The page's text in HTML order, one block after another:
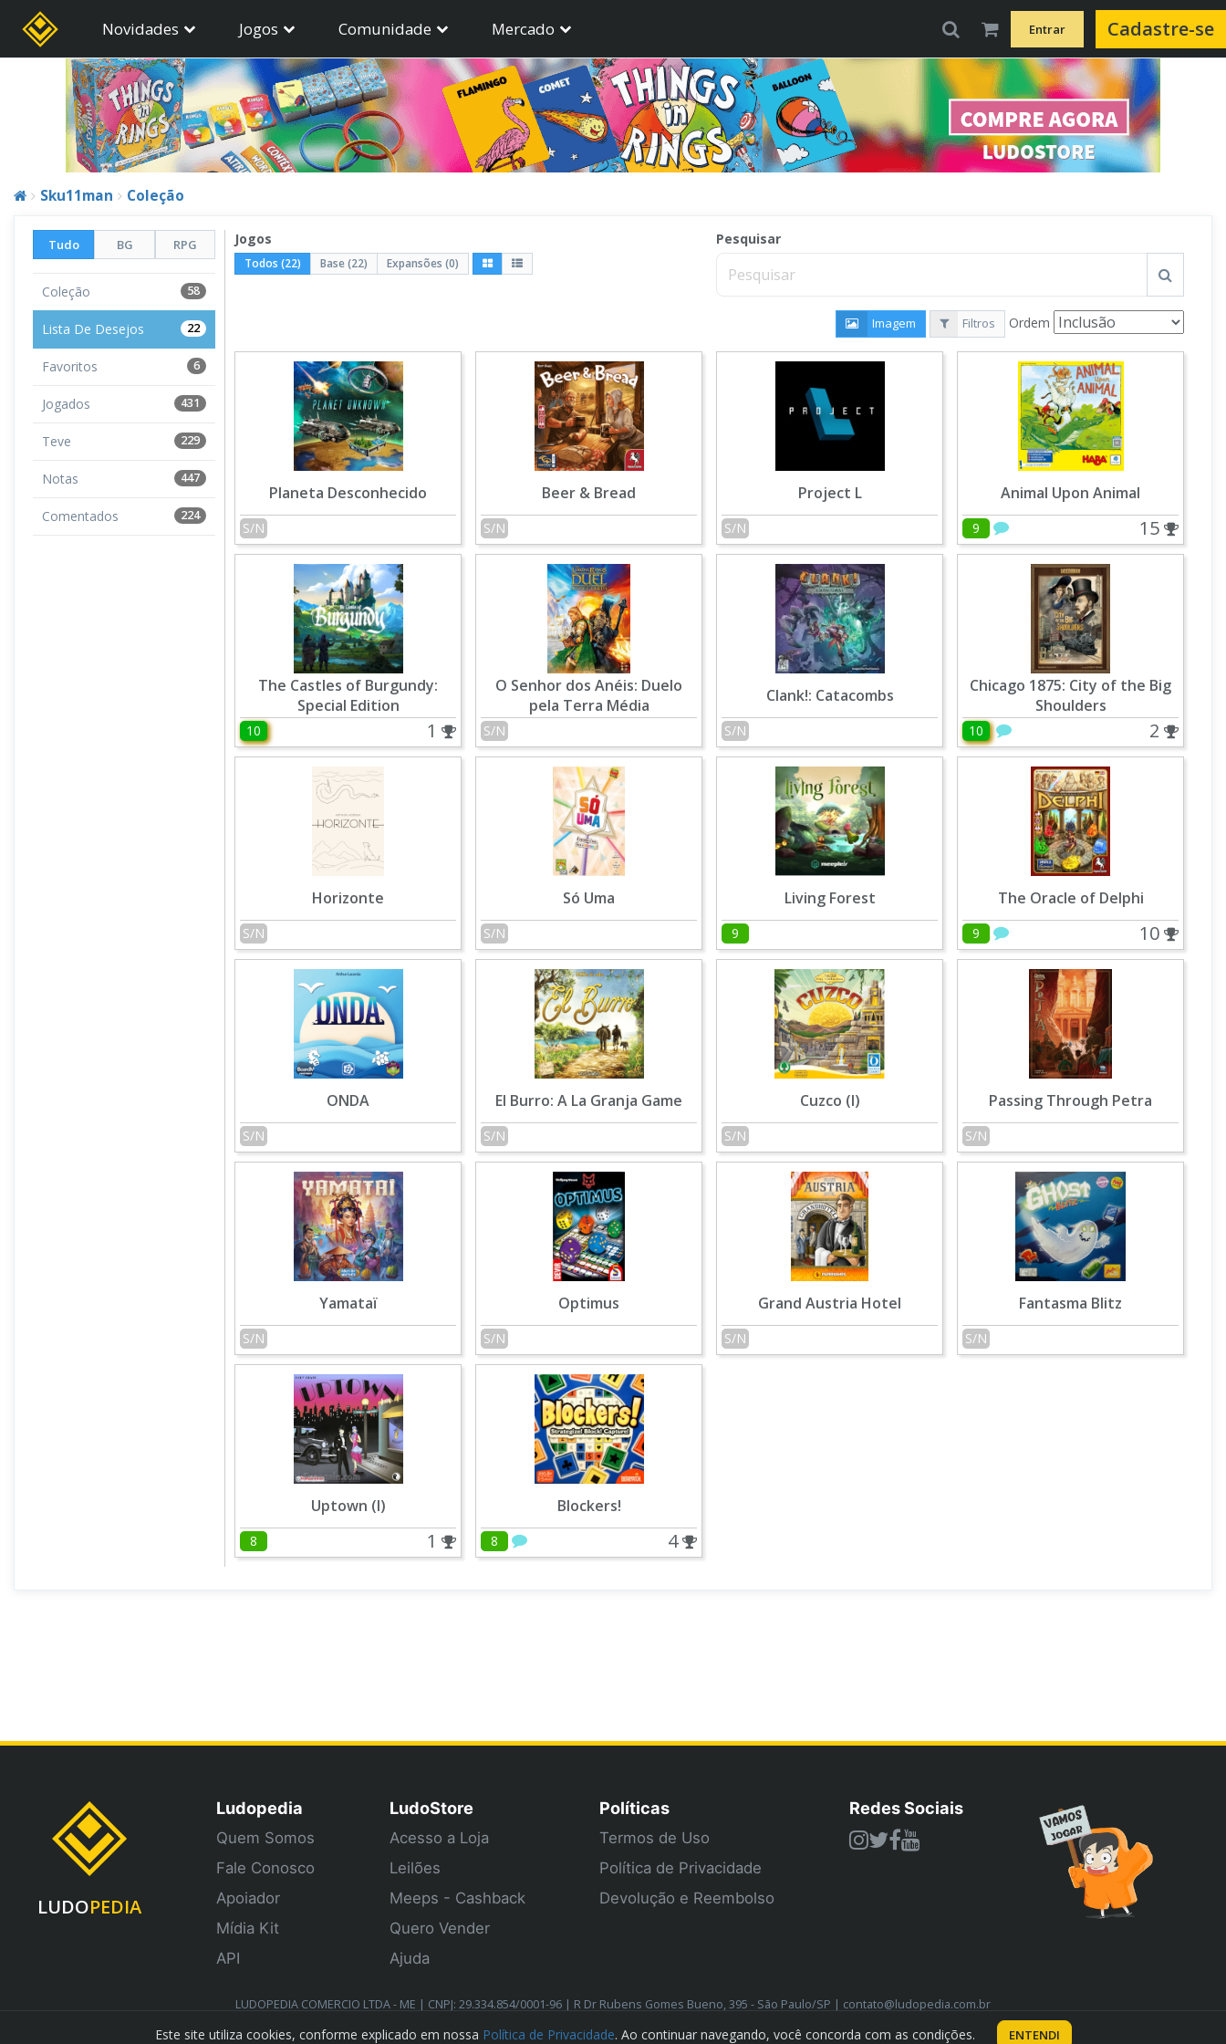
Novidades Jogos Comunidade Mercado Entrar Cadastre-se
Sku11man Coleção
Tudo BG RPG
Coleção 58
Lista De Desejos 22
Favoritos 6
Jogados 431
Teve 229
Notas 447
Comentados 224
Jogos
Todos (22) Base (22) Expansões (0)
Pesquisar
Imagem Filtros Ordem
Planeta Desconhecido
S/N
Beer & Bread
S/N
Project L
S/N
Animal Upon Animal
9 15
The Castles of Burgundy:
Special Edition
10 1
O Senhor dos Anéis: Duelo
pela Terra Média
S/N
Clank!: Catacombs
S/N
Chicago 1875: City of the Big
Shoulders
10 2
Horizonte
S/N
Só Uma
S/N
Living Forest
9
The Oracle of Delphi
9 10
ONDA
S/N
El Burro: A La Granja Game
S/N
Cuzco (I)
S/N
Passing Through Petra
S/N
Yamataï
S/N
Optimus
S/N
Grand Austria Hotel
S/N
Fantasma Blitz
S/N
Uptown (I)
8 1
Blockers!
8 4
LUDOPEDIA
Ludopedia
Quem Somos
Fale Conosco
Apoiador
Mídia Kit
API
LudoStore
Acesso a Loja
Leilões
Meeps - Cashback
Quero Vender
Ajuda
Políticas
Termos de Uso
Política de Privacidade
Devolução e Reembolso
Redes Sociais
LUDOPEDIA COMERCIO LTDA - ME | CNPJ: 29.334.854/0001-96 | R Dr Rubens Gomes Bueno, 395 - São Paulo/SP | contato@ludopedia.com.br
Este site utiliza cookies, conforme explicado em nossa Política de Privacidade. Ao continuar navegando, você concorda com as condições. ENTENDI